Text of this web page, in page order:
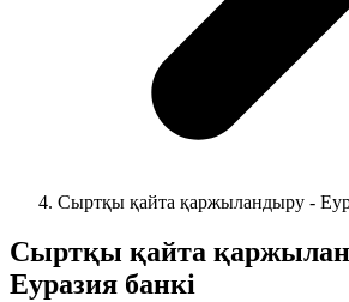
Сыртқы қайта қаржыландыру -
Сыртқы қайта
Еуразия банкі